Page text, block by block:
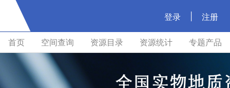
登录 注册
首页 空间查询 资源目录 资源统计 专题产品